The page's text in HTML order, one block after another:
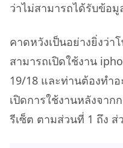
ว่าไม่สามารถได้รับข้อมู
คาดหวังเป็นอย่างยิ่งว่า
สามารถเปิดใช้งาน
19/18 และท่านต้องทำ
เปิดการใช้งานหลังจาก
รีเซ็ต ตามส่วนที่ 1 ถึง ส่